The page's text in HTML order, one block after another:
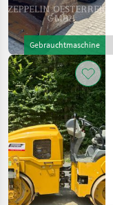
Gebrauchtmaschine